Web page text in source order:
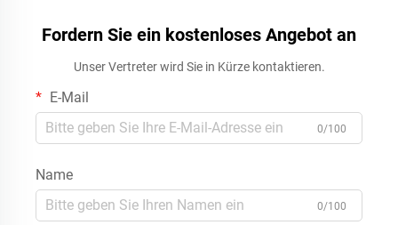
Fordern Sie ein kostenloses Angebot an
Unser Vertreter wird Sie in Kürze kontaktieren.
E-Mail
0/100
Name
0/100